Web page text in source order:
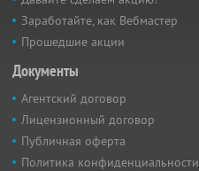
Заработайте, как Вебмастер
Прошедшие акции
Документы
Агентский договор
Лицензионный договор
Публичная оферта
Политика конфиденциальности